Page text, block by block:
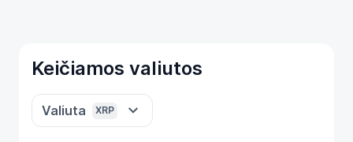
Keičiamos valiutos
Valiuta XRP